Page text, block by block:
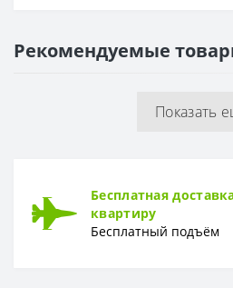
РАППОРТ
Тип
Рекомендуемые
Показать
Бесплатная
квартиру
Бесплатный подъём